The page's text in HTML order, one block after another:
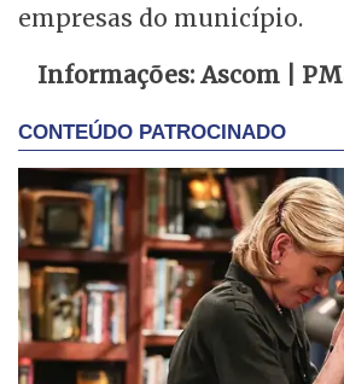
empresas do município.
Informações: Ascom |